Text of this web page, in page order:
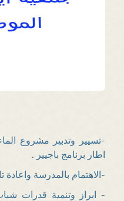
اطار برنامج باجيير .
-الاهتمام بالمدرسة واعادة
- ابراز وتنمية قدرات